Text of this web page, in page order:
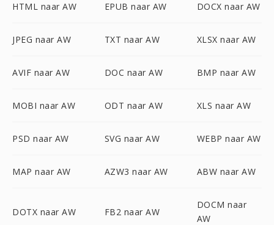
HTML naar AW EPUB naar AW DOCX naar AW
JPEG naar AW TXT naar AW XLSX naar AW
AVIF naar AW DOC naar AW BMP naar AW
MOBI naar AW ODT naar AW XLS naar AW
PSD naar AW SVG naar AW WEBP naar AW
MAP naar AW AZW3 naar AW ABW naar AW
DOTX naar AW FB2 naar AW
DOCM naar
AW